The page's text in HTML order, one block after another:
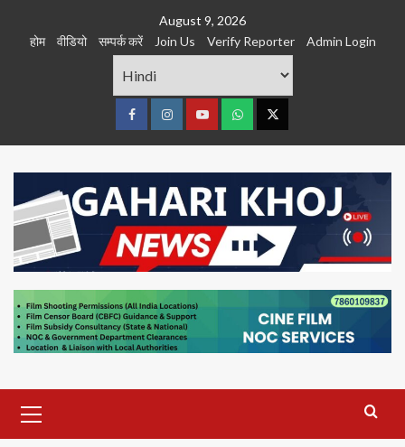
August 9, 2026
होम
वीडियो सम्पर्क करें Join Us Verify Reporter Admin Login
FacebookInstagramyoutubeWhatsTwitter
Menu